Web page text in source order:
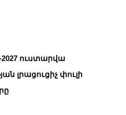
2027 ուստարվա
լրացուցիչ փուլի